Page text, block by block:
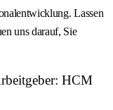
Lassen
uns darauf, Sie
HCM